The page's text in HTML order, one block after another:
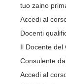
tuo zaino
Accedi al
Docenti
Il Docente del
Consulente
Accedi al